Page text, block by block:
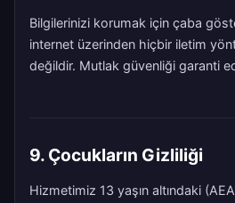
Bilgilerinizi korumak için çaba
internet üzerinden hiçbir iletim
değildir. Mutlak güvenliği garanti
9. Çocukların Gizliliği
Hizmetimiz 13 yaşın altındaki